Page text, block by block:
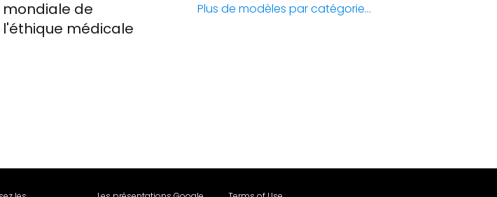
mondiale de
l'éthique médicale
Plus de modèles par catégorie...